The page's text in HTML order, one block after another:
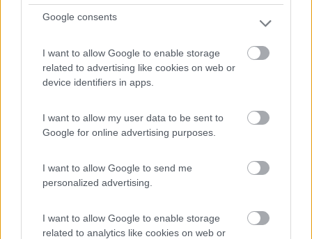
Google consents
I want to allow Google to enable storage
related to advertising like cookies on web or
device identifiers in apps.
I want to allow my user data to be sent to
Google for online advertising purposes.
I want to allow Google to send me
personalized advertising.
I want to allow Google to enable storage
related to analytics like cookies on web or
Cesena (FC) - 39.8km
Via Tessello 5000